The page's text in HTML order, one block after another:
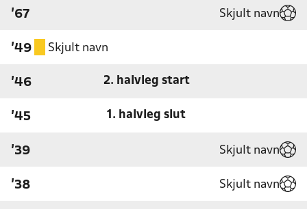
'67 Skjult navn
'49 Skjult navn
'46 2. halvleg start
'45 1. halvleg slut
'39 Skjult navn
'38 Skjult navn